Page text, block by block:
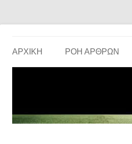
ΑΡΧΙΚΗ ΡΟΗ ΑΡΘΡΩΝ